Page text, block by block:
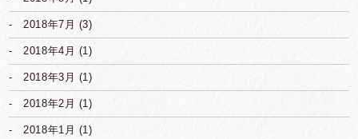
2018年7月 (3)
2018年4月 (1)
2018年3月 (1)
2018年2月 (1)
2018年1月 (1)